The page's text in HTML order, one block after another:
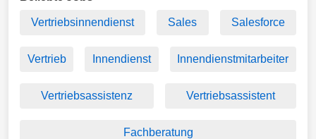
Vertriebsinnendienst Sales Salesforce
Vertrieb Innendienst Innendienstmitarbeiter
Vertriebsassistenz Vertriebsassistent
Fachberatung